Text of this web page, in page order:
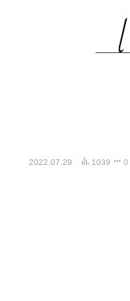
2022.07.29 1039 0